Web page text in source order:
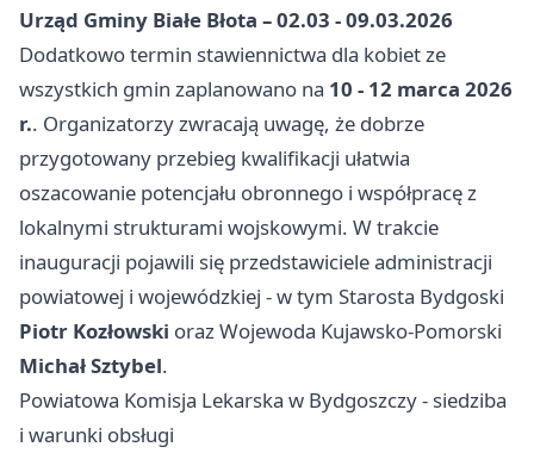
Urząd Gminy Białe Błota – 02.03 - 09.03.2026
Dodatkowo termin stawiennictwa dla kobiet ze
wszystkich gmin zaplanowano na 10 - 12 marca 2026
r.. Organizatorzy zwracają uwagę, że dobrze
przygotowany przebieg kwalifikacji ułatwia
oszacowanie potencjału obronnego i współpracę z
lokalnymi strukturami wojskowymi. W trakcie
inauguracji pojawili się przedstawiciele administracji
powiatowej i wojewódzkiej - w tym Starosta Bydgoski
Piotr Kozłowski oraz Wojewoda Kujawsko-Pomorski
Michał Sztybel.
Powiatowa Komisja Lekarska w Bydgoszczy - siedziba
i warunki obsługi